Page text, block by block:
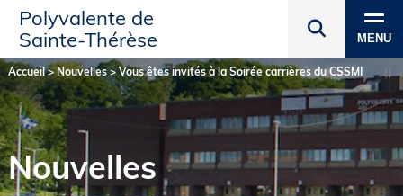
Polyvalente de
Sainte‑Thérèse
MENU
Accueil>Nouvelles>Vous êtes invités à la Soirée carrières du CSSMI
Nouvelles